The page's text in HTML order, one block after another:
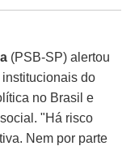
(PSB-SP) alertou
institucionais do
no Brasil e
"Há risco
Nem por parte